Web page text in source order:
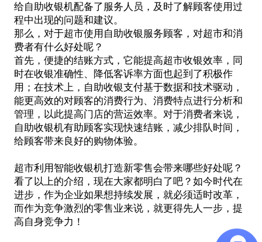
给自助收银机配备了服务人员，及时了解顾客使用过
程中出现的问题和建议。
那么，对于超市使用自助收银服务顾客，对超市和消
费者有什么好处呢？
首先，便捷的结账方式，它能提高超市收银效率，同
时在收银准确性、降低客诉率方面也起到了积极作
用；在技术上，自助收银支付基于数据和技术驱动，
能更高效的对顾客的消费行为、消费特点进行分析和
管理，以此提高门店的营运效率。对于消费者来说，
自助收银机有助顾客实现快速结账，减少排队时间，
给顾客带来良好的购物体验。
超市利用 智能收银机打造新零售会带来哪些好处呢？
看了以上的介绍，现在大家都明白了吧？如今时代在
进步，作为企业如果想持续发展，就必须适时改革，
而作为竞争激烈的零售业来说，就更得先人一步，提
高自身竞争力！